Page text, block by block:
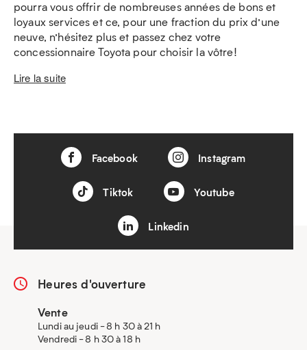
pourra vous offrir de nombreuses années de bons et
loyaux services et ce, pour une fraction du prix d’une
neuve, n’hésitez plus et passez chez votre
concessionnaire Toyota pour choisir la vôtre!
Lire la suite
Facebook Instagram
Tiktok Youtube
Linkedin
Heures d'ouverture
Vente
Lundi au jeudi - 8 h 30 à 21 h
Vendredi - 8 h 30 à 18 h